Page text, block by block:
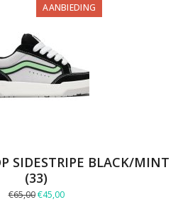
AANBIEDING
IN
SIDESTRIPE BLACK/MINT
(33)
€65,00 Oorspronkelijke
€45,00Huidige